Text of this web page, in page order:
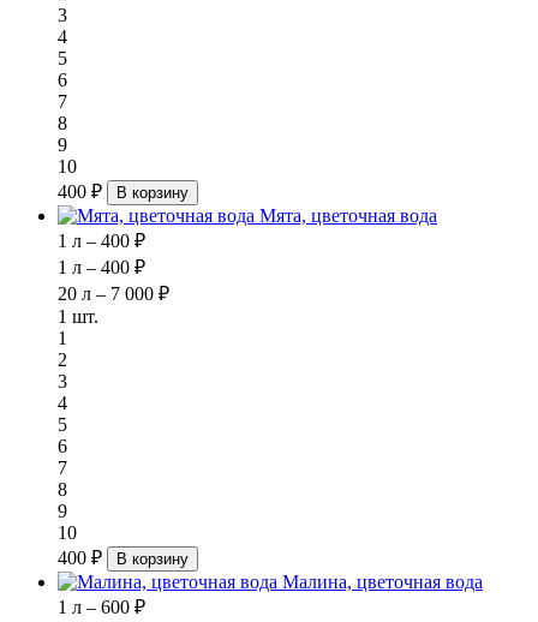
3
4
5
6
7
8
9
10
400 ₽
В корзину
Мята, цветочная вода
1 л – 400 ₽
1 л – 400 ₽
20 л – 7 000 ₽
1 шт.
1
2
3
4
5
6
7
8
9
10
400 ₽
В корзину
Малина, цветочная вода
1 л – 600 ₽